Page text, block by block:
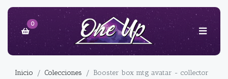
0
Inicio Colecciones Booster box mtg avatar - collector